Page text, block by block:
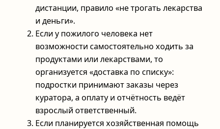
дистанции, правило «не трогать лекарства
и деньги».
Если у пожилого человека нет
возможности самостоятельно ходить за
продуктами или лекарствами, то
организуется «доставка по списку»:
подростки принимают заказы через
куратора, а оплату и отчётность ведёт
взрослый ответственный.
Если планируется хозяйственная помощь